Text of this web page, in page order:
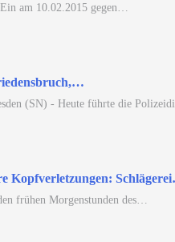
am 10.02.2015 gegen…
(SN) - Heute führte die
Kopfverletzungen:
frühen Morgenstunden des…